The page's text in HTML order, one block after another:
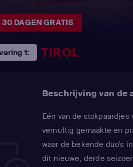
30 DAGEN GRATIS
1: TIROL
Beschrijving van de
Eén van de stokpaardjes
vernuftig gemaakte en
waar de bekende duo's
dit nieuwe, derde